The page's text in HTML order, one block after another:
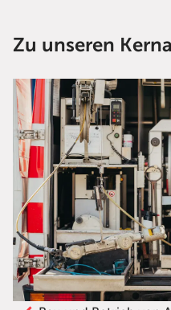
Zu unseren